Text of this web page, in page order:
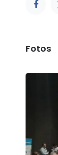
Fotos